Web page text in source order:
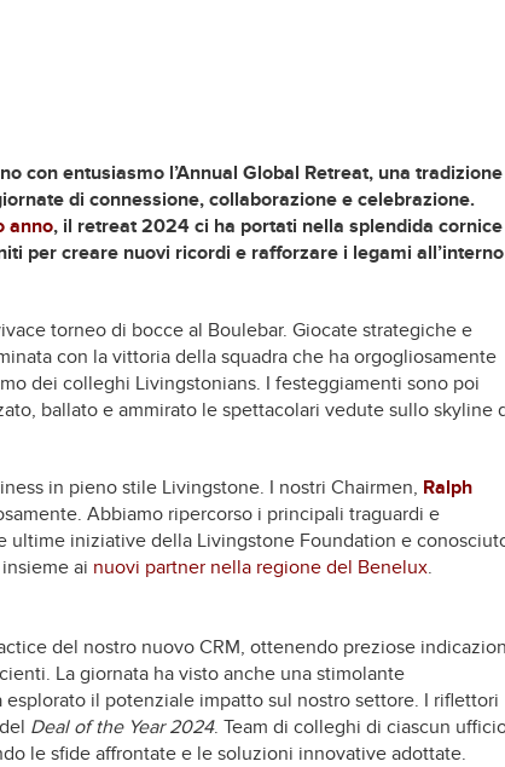
con entusiasmo l’Annual Global Retreat, una tradizione
di connessione, collaborazione e celebrazione.
anno, il retreat 2024 ci ha portati nella splendida cornice
per creare nuovi ricordi e rafforzare i legami all’interno
torneo di bocce al Boulebar. Giocate strategiche e
con la vittoria della squadra che ha orgogliosamente
dei colleghi Livingstonians. I festeggiamenti sono poi
ballato e ammirato le spettacolari vedute sullo skyline
in pieno stile Livingstone. I nostri Chairmen, Ralph
Abbiamo ripercorso i principali traguardi e
ultime iniziative della Livingstone Foundation e
insieme ai nuovi partner nella regione del Benelux.
del nostro nuovo CRM, ottenendo preziose
La giornata ha visto anche una stimolante
il potenziale impatto sul nostro settore. I riflettori
Deal of the Year 2024. Team di colleghi di ciascun
le sfide affrontate e le soluzioni innovative adottate.